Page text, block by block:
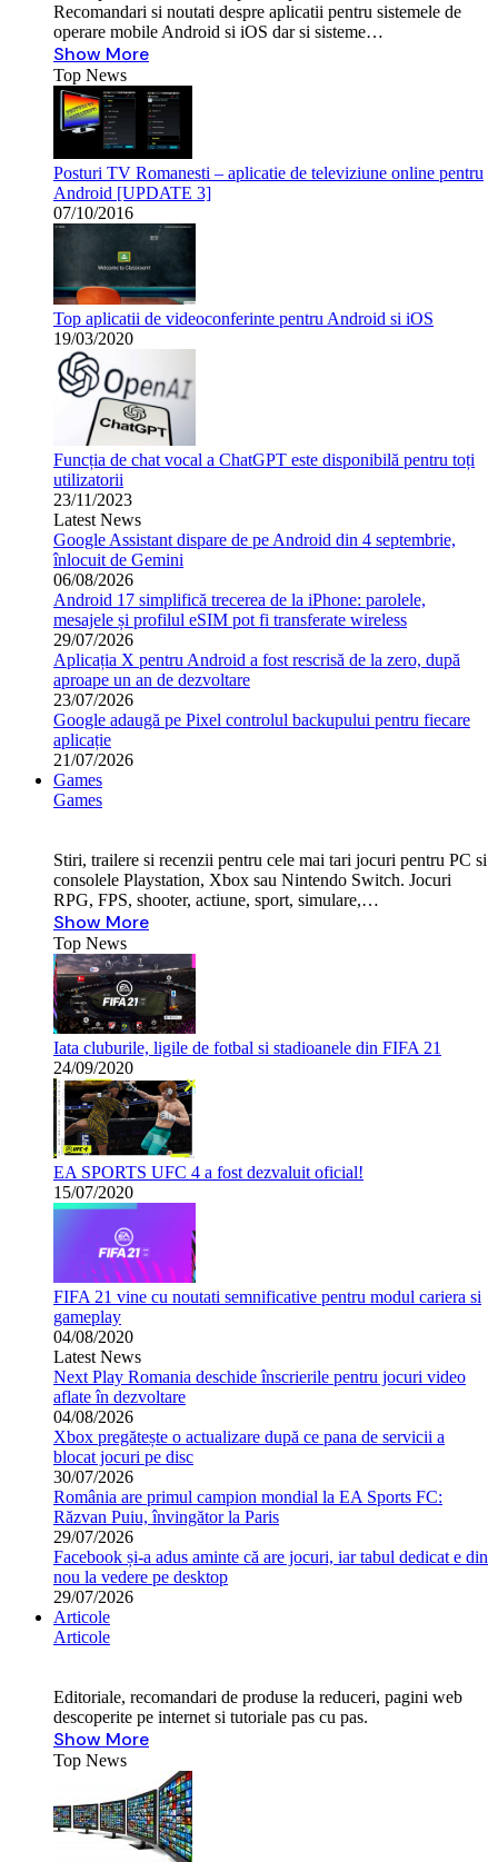
Recomandari si noutati despre aplicatii pentru sistemele de
operare mobile Android si iOS dar si sisteme…
Show More
Top News
Posturi TV Romanesti – aplicatie de televiziune online pentru
Android [UPDATE 3]
07/10/2016
Top aplicatii de videoconferinte pentru Android si iOS
19/03/2020
Funcția de chat vocal a ChatGPT este disponibilă pentru toți
utilizatorii
23/11/2023
Latest News
Google Assistant dispare de pe Android din 4 septembrie,
înlocuit de Gemini
06/08/2026
Android 17 simplifică trecerea de la iPhone: parolele,
mesajele și profilul eSIM pot fi transferate wireless
29/07/2026
Aplicația X pentru Android a fost rescrisă de la zero, după
aproape un an de dezvoltare
23/07/2026
Google adaugă pe Pixel controlul backupului pentru fiecare
aplicație
21/07/2026
Games
Games
Stiri, trailere si recenzii pentru cele mai tari jocuri pentru PC si
consolele Playstation, Xbox sau Nintendo Switch. Jocuri
RPG, FPS, shooter, actiune, sport, simulare,…
Show More
Top News
Iata cluburile, ligile de fotbal si stadioanele din FIFA 21
24/09/2020
EA SPORTS UFC 4 a fost dezvaluit oficial!
15/07/2020
FIFA 21 vine cu noutati semnificative pentru modul cariera si
gameplay
04/08/2020
Latest News
Next Play Romania deschide înscrierile pentru jocuri video
aflate în dezvoltare
04/08/2026
Xbox pregătește o actualizare după ce pana de servicii a
blocat jocuri pe disc
30/07/2026
România are primul campion mondial la EA Sports FC:
Răzvan Puiu, învingător la Paris
29/07/2026
Facebook și-a adus aminte că are jocuri, iar tabul dedicat e din
nou la vedere pe desktop
29/07/2026
Articole
Articole
Editoriale, recomandari de produse la reduceri, pagini web
descoperite pe internet si tutoriale pas cu pas.
Show More
Top News